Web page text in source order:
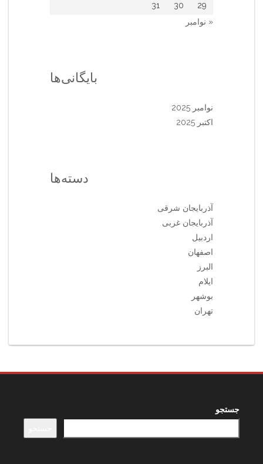
29
30
31
« نوامبر
بایگانی‌ها
نوامبر 2025
اکتبر 2025
دسته‌ها
آذربایجان شرقی
آذربایجان غربی
اردبیل
اصفهان
البرز
ایلام
بوشهر
تهران
جستجو